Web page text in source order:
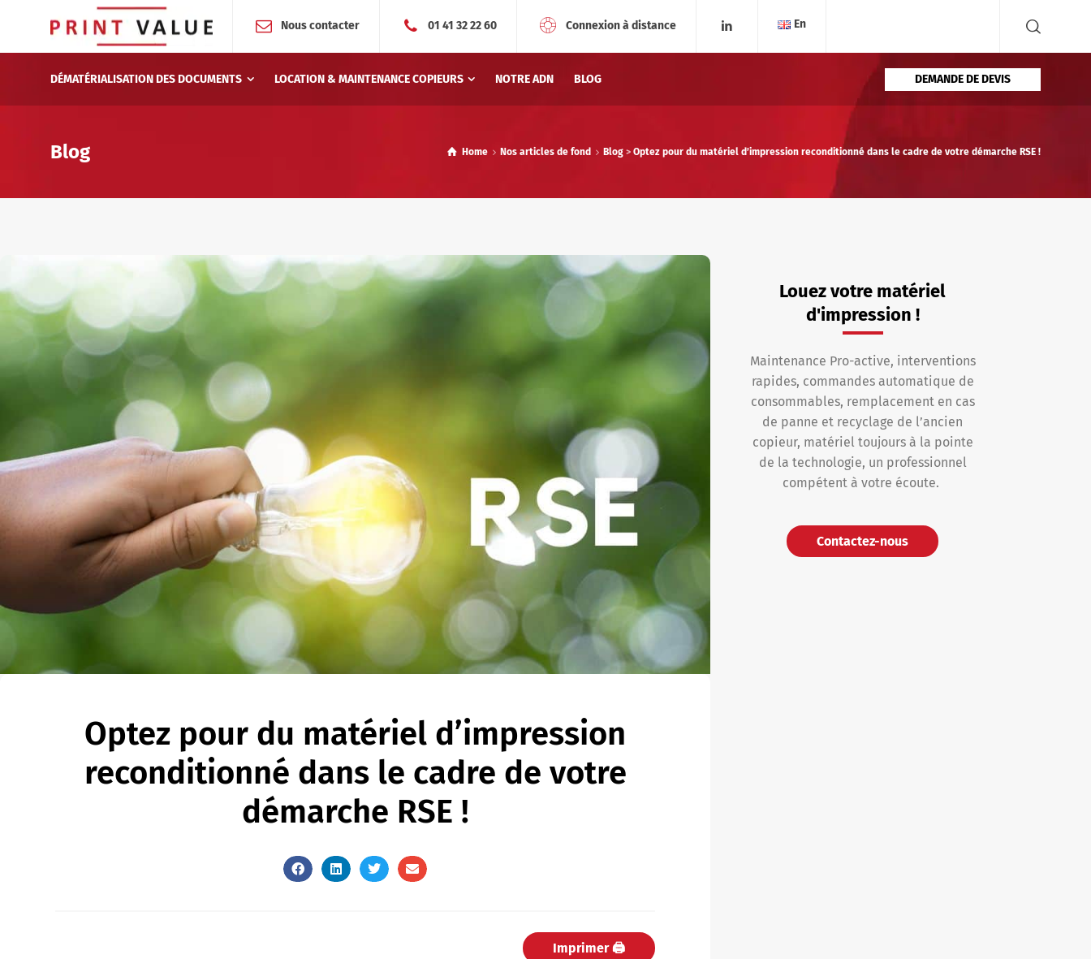
Nous contacter 01 41 32 22 60 Connexion à distance En
DÉMATÉRIALISATION DES DOCUMENTS LOCATION & MAINTENANCE COPIEURS NOTRE ADN BLOG DEMANDE DE DEVIS
Blog Home Nos articles de fond Blog > Optez pour du matériel d’impression reconditionné dans le cadre de votre démarche RSE !
Louez votre matériel
d'impression !
Maintenance Pro-active, interventions
rapides, commandes automatique de
consommables, remplacement en cas
de panne et recyclage de l’ancien
copieur, matériel toujours à la pointe
de la technologie, un professionnel
compétent à votre écoute.
Contactez-nous
Optez pour du matériel d’impression
reconditionné dans le cadre de votre
démarche RSE !
Imprimer 🖨